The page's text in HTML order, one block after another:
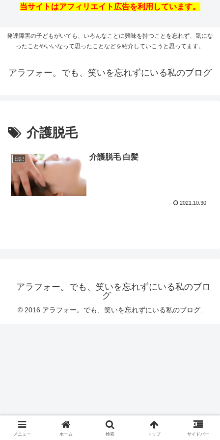
当サイトはアフィリエイト広告を利用しています。
発達障害の子どもがいても、いろんなことに興味を持つことを忘れず、気にな
ったことやいいなって思ったことなどを紹介していこうと思ってます。
アラフォー。でも、笑いを忘れずにいる私のブログ
介護脱毛
日記 介護脱毛 白髪
2021.10.30
アラフォー。でも、笑いを忘れずにいる私のブロ
グ
© 2016 アラフォー。でも、笑いを忘れずにいる私のブログ.
メニュー ホーム 検索 トップ サイドバー